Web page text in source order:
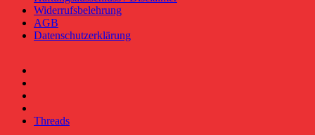
Widerrufsbelehrung
AGB
Datenschutzerklärung
Threads